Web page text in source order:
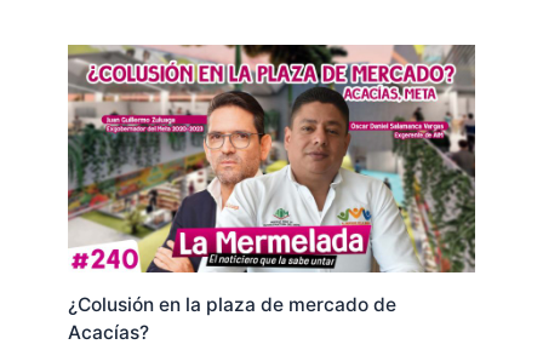
¿Colusión en la plaza de mercado de
Acacías?